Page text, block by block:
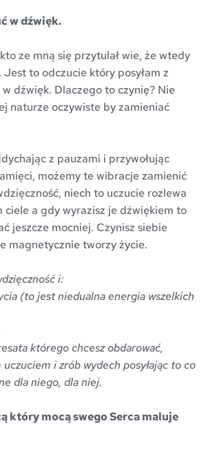
w dźwięk.
to odczucie który posyłam z
dźwięk. Dlaczego to czynię? Nie
naturze oczywiste by zamieniać
możemy te wibracje zamienić
niech to uczucie rozlewa
ciele a gdy wyrazisz je dźwiękiem to
jeszcze mocniej. Czynisz siebie
magnetycznie tworzy życie.
i:
(to jest niedualna energia wszelkich
którego chcesz obdarować,
i zrób wydech posyłając to co
dla niego, dla niej.
który mocą swego Serca maluje